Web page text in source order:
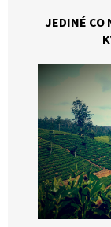
JEDINÉ CO